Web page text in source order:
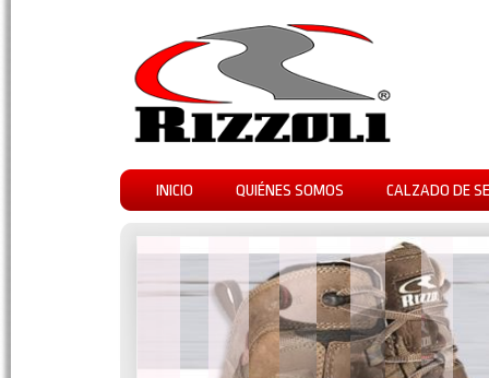
INICIO QUIÉNES SOMOS CALZADO DE